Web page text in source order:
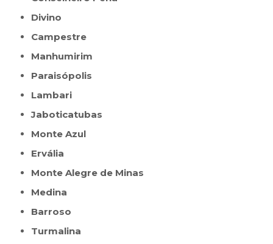
Divino
Campestre
Manhumirim
Paraisópolis
Lambari
Jaboticatubas
Monte Azul
Ervália
Monte Alegre de Minas
Medina
Barroso
Turmalina